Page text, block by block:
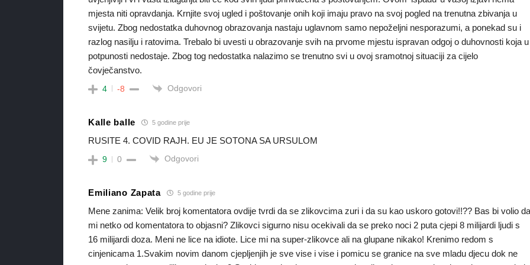
mjesta niti opravdanja. Krnjite svoj ugled i poštovanje onih koji imaju pravo na svoj pogled na trenutna zbivanja u
svijetu. Zbog nedostatka duhovnog obrazovanja nastaju uglavnom samo nepoželjni nesporazumi, a ponekad su i
razlog nasilju i ratovima. Trebalo bi uvesti u obrazovanje svih na prvome mjestu ispravan odgoj o duhovnosti koja u
potpunosti nedostaje. Zbog tog nedostatka nalazimo se trenutno svi u ovoj sramotnoj situaciji za cijelo
čovječanstvo.
4 -8 Odgovori
Kalle balle 5 godine prije
RUSITE 4. COVID RAJH. EU JE SOTONA SA URSULOM
9 0 Odgovori
Emiliano Zapata 5 godine prije
Mene zanima: Velik broj komentatora ovdije tvrdi da se zlikovcima zuri i da su kao uskoro gotovi!!?? Bas bi volio
mi netko od komentatora to objasni? Zlikovci sigurno nisu ocekivali da se preko noci 2 puta cjepi 8 milijardi ljudi s
16 milijardi doza. Meni ne lice na idiote. Lice mi na super-zlikovce ali na glupane nikako! Krenimo redom s
cinjenicama 1.Svakim novim danom cjepljenjih je sve vise i vise i pomicu se granice na sve mladu djecu dok ne